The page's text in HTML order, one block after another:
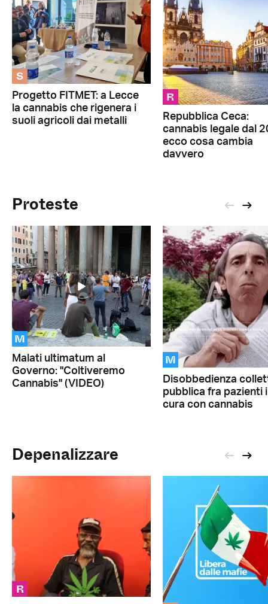
S
Progetto FITMET: a Lecce
la cannabis che rigenera i
suoli agricoli dai metalli
R
Repubblica Ceca:
cannabis legale dal
ecco cosa cambia
davvero
Proteste
M
Malati ultimatum al
Governo: "Coltiveremo
Cannabis" (VIDEO)
M
Disobbedienza
pubblica fra pazienti
cura con cannabis
Depenalizzare
R